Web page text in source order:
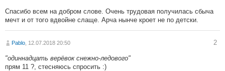
Спасибо всем на добром слове. Очень трудовая получилась сбыча
мечт и от того вдвойне слаще. Арча нынче кроет не по детски.
Pablo , 12.07.2018 20:50 2
"одиннадцать верёвок снежно-ледового"
прям 11 ?, стесняюсь спросить :)